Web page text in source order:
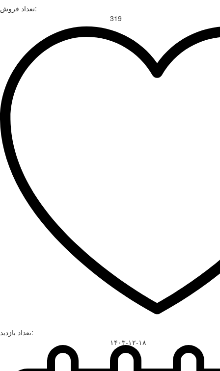
تعداد فروش:
تعداد بازدید:
319
۱۴۰۳-۱۲-۱۸